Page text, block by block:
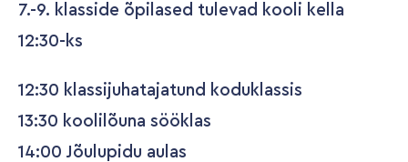
7.-9. klasside õpilased tulevad kooli kella
12:30-ks
12:30 klassijuhatajatund koduklassis
13:30 koolilõuna sööklas
14:00 Jõulupidu aulas